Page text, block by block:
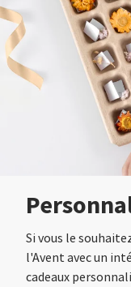
Si vous le
l'Avent avec un
cadeaux